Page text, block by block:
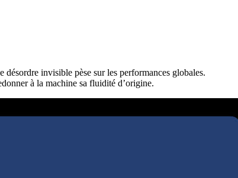
désordre invisible pèse sur les performances globales.
à la machine sa fluidité d’origine.